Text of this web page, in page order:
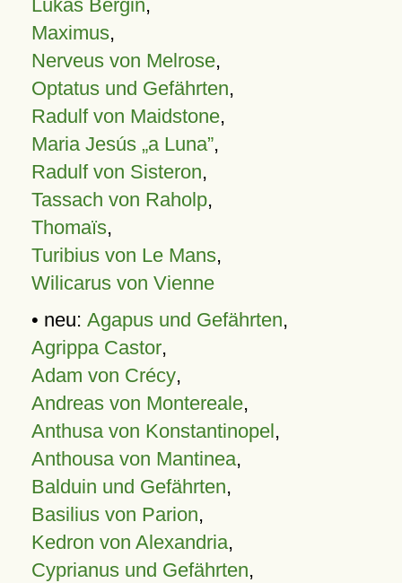
Lukas Bergin,
Maximus,
Nerveus von Melrose,
Optatus und Gefährten,
Radulf von Maidstone,
Maria Jesús „a Luna”,
Radulf von Sisteron,
Tassach von Raholp,
Thomaïs,
Turibius von Le Mans,
Wilicarus von Vienne
• neu: Agapus und Gefährten,
Agrippa Castor,
Adam von Crécy,
Andreas von Montereale,
Anthusa von Konstantinopel,
Anthousa von Mantinea,
Balduin und Gefährten,
Basilius von Parion,
Kedron von Alexandria,
Cyprianus und Gefährten,